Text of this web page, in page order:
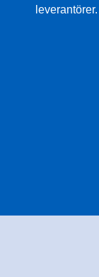
leverantörer.